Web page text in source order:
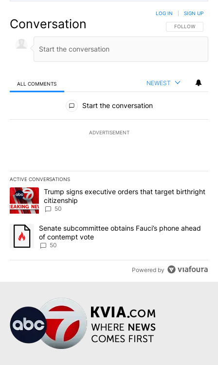
Conversation FOLLOW THIS
FOLLOW
LOG IN SIGN UP
ALL COMMENTS NEWEST
All Comments
Start the conversation
ADVERTISEMENT
ACTIVE CONVERSATIONS
The following is a list of the most commented articles in the last
A trending article titled "Trump signs executive orders that
Trump signs executive orders that target birthright
citizenship
50
A trending article titled "Senate subcommittee obtains Fauci’s
Senate subcommittee obtains Fauci’s phone ahead
of contempt vote
50
Powered by